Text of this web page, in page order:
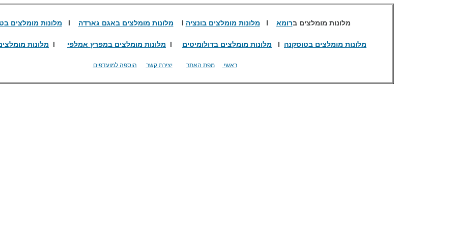
מלונות מומלצים ברומא מלונות מומלצים בונציה מלונות מומלצים באגם גארדה I מלונות מומלצים
מלונות מומלצים בטוסקנה I מלונות מומלצים בדולומיטים מלונות מומלצים במפרץ אמלפי I מלונות
ראשי מפת האתר יצירת קשר הוספה למועדפים